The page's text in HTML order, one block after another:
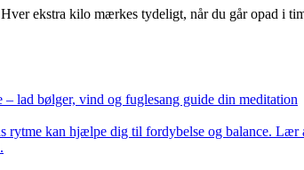
ekstra kilo mærkes tydeligt, når du går opad i
– lad bølger, vind og fuglesang guide din meditation
rytme kan hjælpe dig til fordybelse og balance.